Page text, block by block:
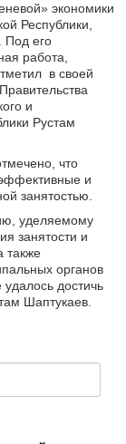
экономики
Республики,
Под его
работа,
в своей
и
Рустам
что
и
занятостью.
уделяемому
занятости и
также
органов
достичь
Шаптукаев.